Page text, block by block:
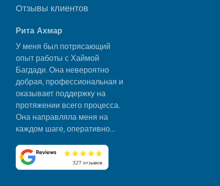
Отзывы клиентов
Рита Ахмар
У меня был потрясающий
опыт работы с Хаймой
Багдади. Она невероятно
добрая, профессиональная и
оказывает поддержку на
протяжении всего процесса.
Она направляла меня на
каждом шаге, оперативно
и сделала все гладко и без
стресса. Я искренне ценю ее
327 отзывов